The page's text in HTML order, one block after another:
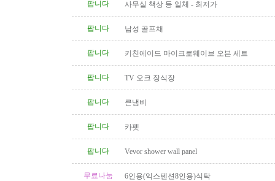
팝니다 사무실 책상 등 일체 - 최저가
팝니다 남성 골프채
팝니다 키친에이드 마이크로웨이브 오븐 세트
팝니다 TV 오크 장식장
팝니다 큰냄비
팝니다 카펫
팝니다 Vevor shower wall panel
무료나눔 6인용(익스텐션8인용)식탁